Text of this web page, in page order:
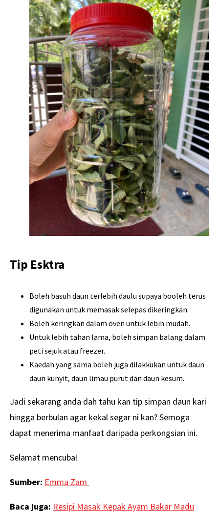
Tip Esktra
Boleh basuh daun terlebih daulu supaya booleh terus
digunakan untuk memasak selepas dikeringkan.
Boleh keringkan dalam oven untuk lebih mudah.
Untuk lebih tahan lama, boleh simpan balang dalam
peti sejuk atau freezer.
Kaedah yang sama boleh juga dilakkukan untuk daun
daun kunyit, daun limau purut dan daun kesum.
Jadi sekarang anda dah tahu kan tip simpan daun kari
hingga berbulan agar kekal segar ni kan? Semoga
dapat menerima manfaat daripada perkongsian ini.
Selamat mencuba!
Sumber: Emma Zam
Baca juga: Resipi Masak Kepak Ayam Bakar Madu